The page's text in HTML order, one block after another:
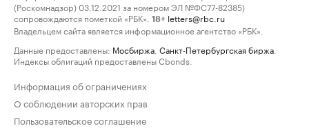
(Роскомнадзор) 03.12.2021 за номером ЭЛ №ФС77-82385)
сопровождаются пометкой «РБК».
18+ letters@rbc.ru
Владельцем сайта является информационное агентство «РБК».
Данные предоставлены: Мосбиржа Санкт-Петербургская биржа
Индексы облигаций предоставлены Cbonds.
Информация об ограничениях
О соблюдении авторских прав
Пользовательское соглашение